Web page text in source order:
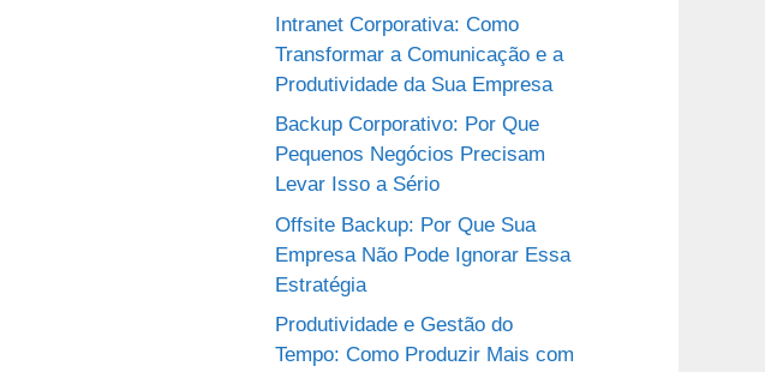
Intranet Corporativa: Como
Transformar a Comunicação e a
Produtividade da Sua Empresa
Backup Corporativo: Por Que
Pequenos Negócios Precisam
Levar Isso a Sério
Offsite Backup: Por Que Sua
Empresa Não Pode Ignorar Essa
Estratégia
Produtividade e Gestão do
Tempo: Como Produzir Mais com